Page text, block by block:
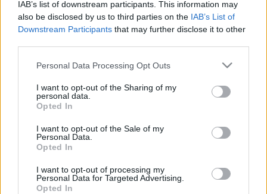
IAB’s list of downstream participants. This information may
also be disclosed by us to third parties on the IAB’s List of
Downstream Participants that may further disclose it to other
Please note that this website/app uses one or more Google
not limited to your visit or usage behaviour. You may click to
grant or deny consent to Google and its third-party tags to
use your data for below specified purposes in below Google
consent section.
Personal Data Processing Opt Outs
I want to opt-out of the Sharing of my
personal data.
Opted In
I want to opt-out of the Sale of my
Personal Data.
Opted In
I want to opt-out of processing my
Personal Data for Targeted Advertising.
Opted In
közleményben. Mint a sajtóiroda közölte, a leendő
főigazgató dolga az intézmény korszerűsítési
programjának részletes kidolgozása és
végrehajtása, amelynek során a felhalmozott értékek
struktúra a kor igényeinek megfelelő lesz. Ennek
megfelelően kell kialakítania az intézmény
szervezeti, vezetési, működési struktúráját is.
Részletesen ki kell dolgoznia az Operaház
támogatás mértékéhez.
határidőt követő harminc napon belül, az általa
felkért szakmai-szakértői bizottság véleménye